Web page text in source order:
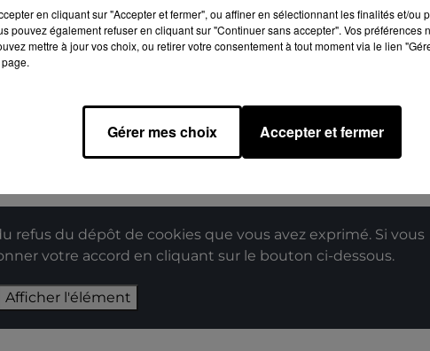
à Chartres © Fabrice Ménard
JEAN », ROCK TRAD FESTIF
À 21H00 PLACE DES HALLES
du dépôt de cookies que vous avez exprimé. Si vous
votre accord en cliquant sur le bouton ci-dessous.
Afficher l'élément
en cliquant sur "Accepter et fermer", ou affiner en sélectionnant les finalités et/ou
pouvez également refuser en cliquant sur "Continuer sans accepter". Vos préférences
mettre à jour vos choix, ou retirer votre consentement à tout moment via le lien
Gérer mes choix Accepter et fermer